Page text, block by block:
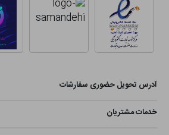
آدرس تحویل حضوری سفارشات
خدمات مشتریان